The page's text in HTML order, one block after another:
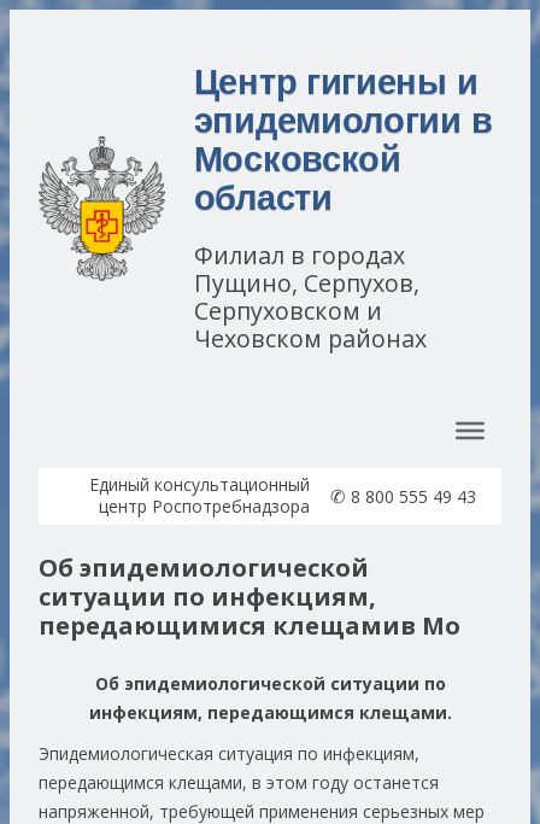
Центр гигиены и
эпидемиологии в
Московской
области
Филиал в городах
Пущино, Серпухов,
Серпуховском и
Чеховском районах
Единый консультационный
центр Роспотребнадзора
✆ 8 800 555 49 43
Об эпидемиологической
ситуации по инфекциям,
передающимися клещамив Мо
Об эпидемиологической ситуации по
инфекциям, передающимся клещами.
Эпидемиологическая ситуация по инфекциям,
передающимся клещами, в этом году останется
напряженной, требующей применения серьезных мер